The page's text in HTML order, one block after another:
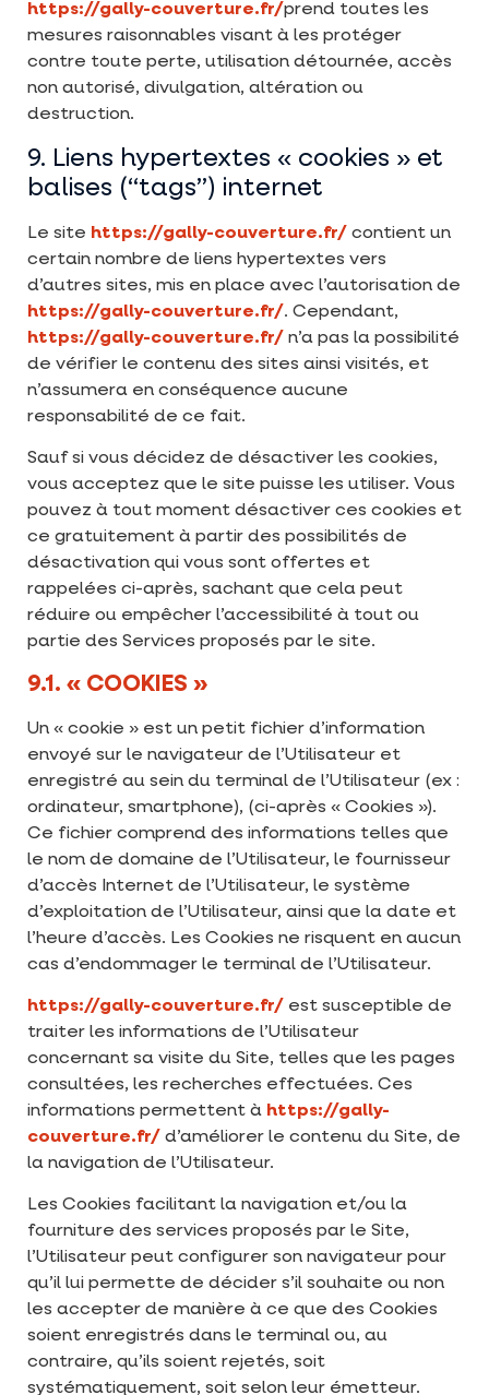
https://gally-couverture.fr/prend toutes les
mesures raisonnables visant à les protéger
contre toute perte, utilisation détournée, accès
non autorisé, divulgation, altération ou
destruction.
9. Liens hypertextes « cookies » et
balises (“tags”) internet
Le site https://gally-couverture.fr/ contient un
certain nombre de liens hypertextes vers
d’autres sites, mis en place avec l’autorisation de
https://gally-couverture.fr/. Cependant,
https://gally-couverture.fr/ n’a pas la possibilité
de vérifier le contenu des sites ainsi visités, et
n’assumera en conséquence aucune
responsabilité de ce fait.
Sauf si vous décidez de désactiver les cookies,
vous acceptez que le site puisse les utiliser. Vous
pouvez à tout moment désactiver ces cookies et
ce gratuitement à partir des possibilités de
désactivation qui vous sont offertes et
rappelées ci-après, sachant que cela peut
réduire ou empêcher l’accessibilité à tout ou
partie des Services proposés par le site.
9.1. « COOKIES »
Un « cookie » est un petit fichier d’information
envoyé sur le navigateur de l’Utilisateur et
enregistré au sein du terminal de l’Utilisateur (ex :
ordinateur, smartphone), (ci-après « Cookies »).
Ce fichier comprend des informations telles que
le nom de domaine de l’Utilisateur, le fournisseur
d’accès Internet de l’Utilisateur, le système
d’exploitation de l’Utilisateur, ainsi que la date et
l’heure d’accès. Les Cookies ne risquent en aucun
cas d’endommager le terminal de l’Utilisateur.
https://gally-couverture.fr/ est susceptible de
traiter les informations de l’Utilisateur
concernant sa visite du Site, telles que les pages
consultées, les recherches effectuées. Ces
informations permettent à https://gally-
couverture.fr/ d’améliorer le contenu du Site, de
la navigation de l’Utilisateur.
Les Cookies facilitant la navigation et/ou la
fourniture des services proposés par le Site,
l’Utilisateur peut configurer son navigateur pour
qu’il lui permette de décider s’il souhaite ou non
les accepter de manière à ce que des Cookies
soient enregistrés dans le terminal ou, au
contraire, qu’ils soient rejetés, soit
systématiquement, soit selon leur émetteur.